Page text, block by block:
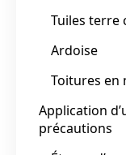
Tuiles terre
Ardoise
Toitures en
Application
précautions